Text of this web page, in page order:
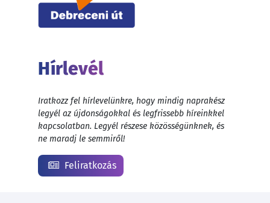
Hírlevél
Iratkozz fel hírlevelünkre, hogy mindig naprakész
legyél az újdonságokkal és legfrissebb híreinkkel
kapcsolatban. Legyél részese közösségünknek, és
ne maradj le semmiről!
Feliratkozás